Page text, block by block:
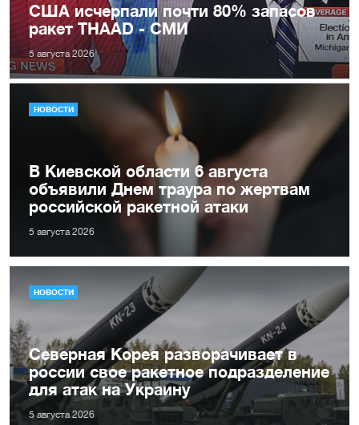
США исчерпали почти 80% запасов
ракет THAAD - СМИ
5 августа 2026
НОВОСТИ
В Киевской области 6 августа
объявили Днем траура по жертвам
российской ракетной атаки
5 августа 2026
НОВОСТИ
Северная Корея разворачивает в
россии свое ракетное подразделение
для атак на Украину
5 августа 2026